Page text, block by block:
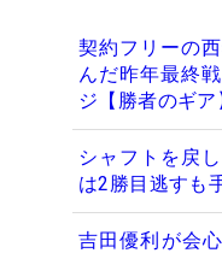
契約フリーの
んだ昨年最終
ジ【勝者のギア
シャフトを戻
は2勝目逃すも
吉田優利が会